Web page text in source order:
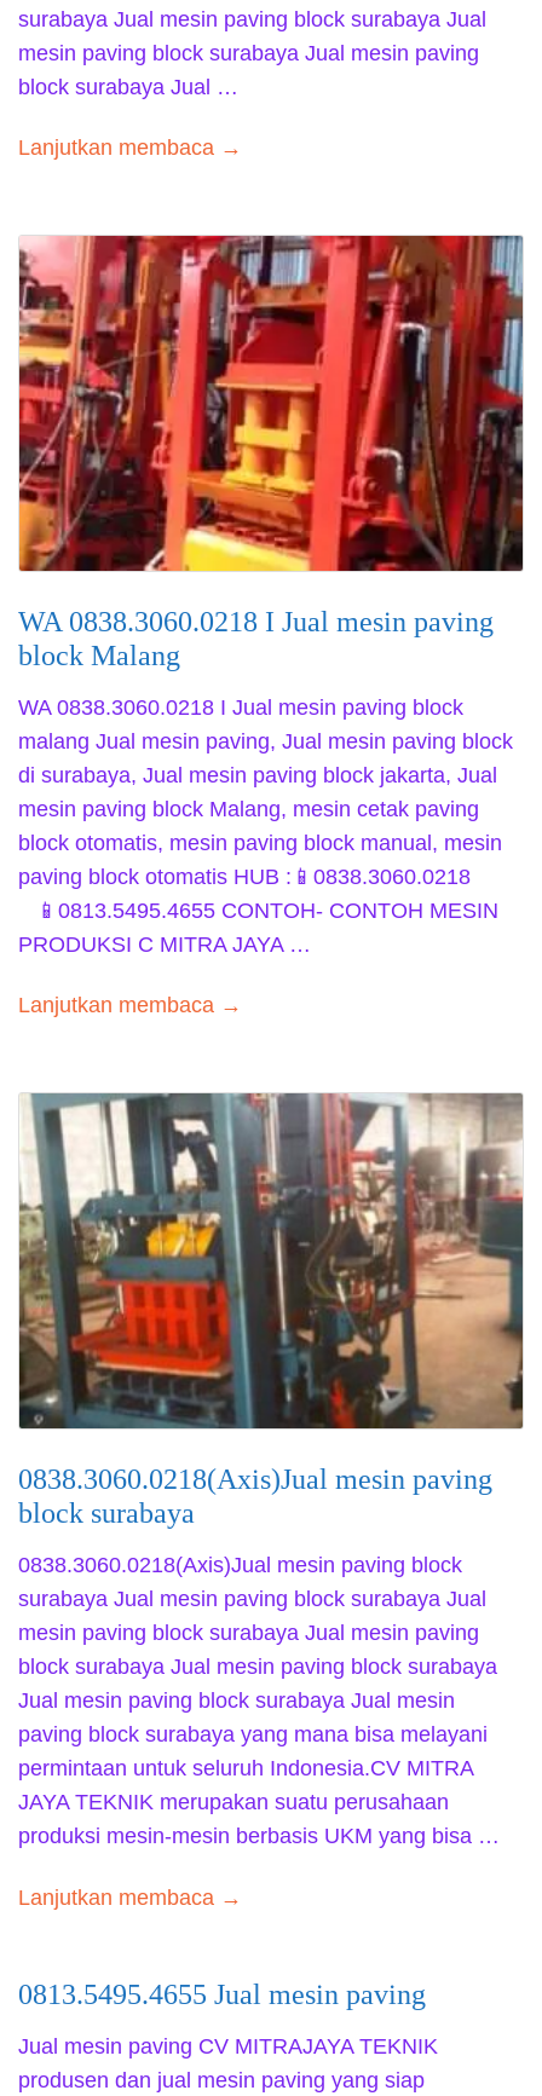
surabaya Jual mesin paving block surabaya Jual
mesin paving block surabaya Jual mesin paving
block surabaya Jual …
Lanjutkan membaca →
WA 0838.3060.0218 I Jual mesin paving
block Malang
WA 0838.3060.0218 I Jual mesin paving block
malang Jual mesin paving, Jual mesin paving block
di surabaya, Jual mesin paving block jakarta, Jual
mesin paving block Malang, mesin cetak paving
block otomatis, mesin paving block manual, mesin
paving block otomatis HUB :📱0838.3060.0218
📱0813.5495.4655 CONTOH- CONTOH MESIN
PRODUKSI C MITRA JAYA …
Lanjutkan membaca →
0838.3060.0218(Axis)Jual mesin paving
block surabaya
0838.3060.0218(Axis)Jual mesin paving block
surabaya Jual mesin paving block surabaya Jual
mesin paving block surabaya Jual mesin paving
block surabaya Jual mesin paving block surabaya
Jual mesin paving block surabaya Jual mesin
paving block surabaya yang mana bisa melayani
permintaan untuk seluruh Indonesia.CV MITRA
JAYA TEKNIK merupakan suatu perusahaan
produksi mesin-mesin berbasis UKM yang bisa …
Lanjutkan membaca →
0813.5495.4655 Jual mesin paving
Jual mesin paving CV MITRAJAYA TEKNIK
produsen dan jual mesin paving yang siap